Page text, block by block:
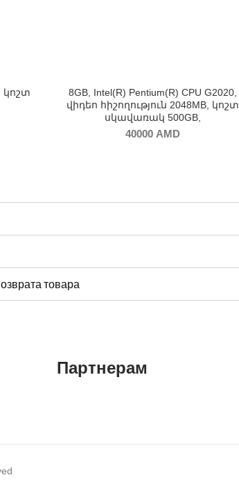
կոշտ
8GB, Intel(R) Pentium(R) CPU G2020,
վիդեո հիշողություն 2048MB, կոշտ
սկավառակ 500GB,
40000 AMD
товара
Партнерам